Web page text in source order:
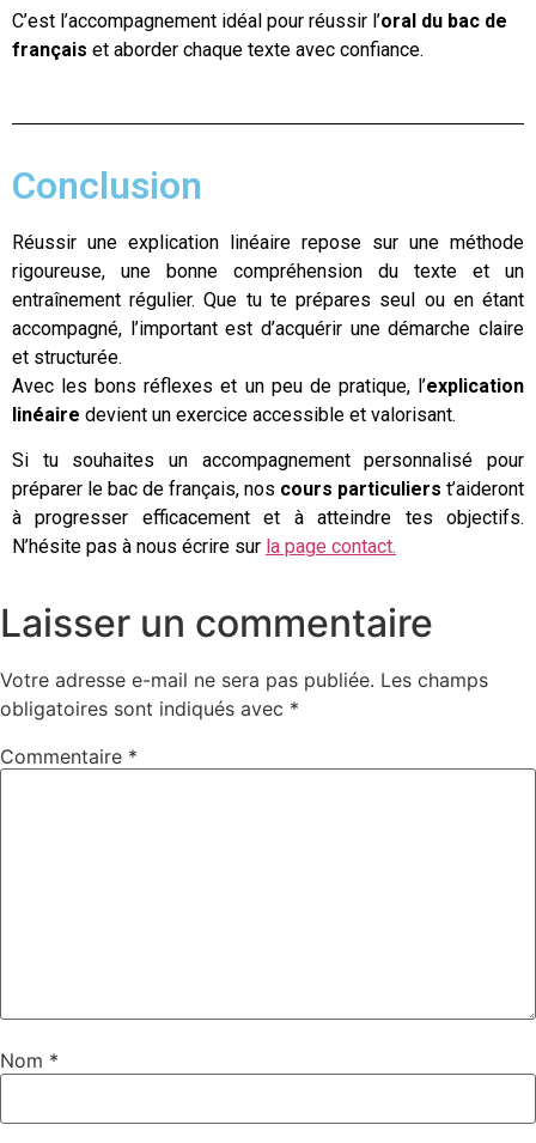
C’est l’accompagnement idéal pour réussir l’oral du bac de
français et aborder chaque texte avec confiance.
Conclusion
Réussir une explication linéaire repose sur une méthode
rigoureuse, une bonne compréhension du texte et un
entraînement régulier. Que tu te prépares seul ou en étant
accompagné, l’important est d’acquérir une démarche claire
et structurée.
Avec les bons réflexes et un peu de pratique, l’explication
linéaire devient un exercice accessible et valorisant.
Si tu souhaites un accompagnement personnalisé pour
préparer le bac de français, nos cours particuliers t’aideront
à progresser efficacement et à atteindre tes objectifs.
N’hésite pas à nous écrire sur la page contact.
Laisser un commentaire
Votre adresse e-mail ne sera pas publiée. Les champs
obligatoires sont indiqués avec *
Commentaire *
Nom *